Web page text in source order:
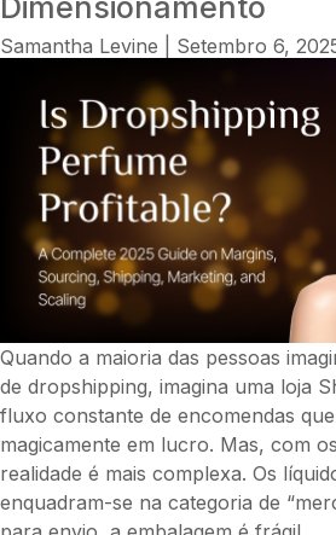
e
Dimensionamento
Samantha Levine Setembro 6,
Quando a maioria das pessoas
de dropshipping, imagina uma loja
fluxo constante de encomendas
magicamente em lucro. Mas, com
realidade é mais complexa. Os
enquadram-se na categoria de